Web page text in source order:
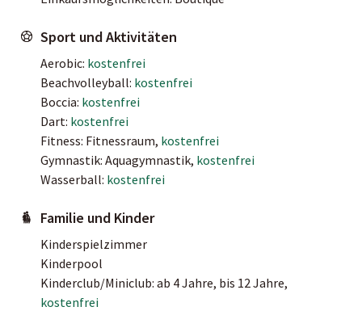
Sport und Aktivitäten
Aerobic: kostenfrei
Beachvolleyball: kostenfrei
Boccia: kostenfrei
Dart: kostenfrei
Fitness: Fitnessraum, kostenfrei
Gymnastik: Aquagymnastik, kostenfrei
Wasserball: kostenfrei
Familie und Kinder
Kinderspielzimmer
Kinderpool
Kinderclub/Miniclub: ab 4 Jahre, bis 12 Jahre,
kostenfrei